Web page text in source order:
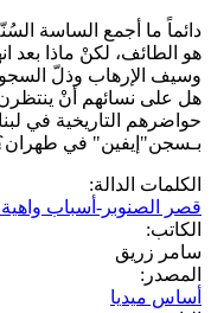
دائماً ما أجمع الساسة
هو الطائف، لكنْ ماذا بعد
وسيف الإرهاب وذلّ
هل على نسائهم أنْ
حواضرهم التاريخية في
بـسجن"إيفين" في
الكلمات الدالة:
قصر الصنوبر-أسباب
الكاتب:
سامر زريق
المصدر:
أساس ميديا